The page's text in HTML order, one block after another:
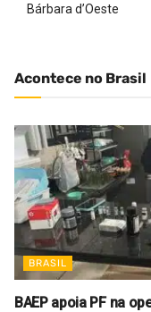
Bárbara d’Oeste
Acontece no Brasil
BRASIL
BAEP apoia PF na